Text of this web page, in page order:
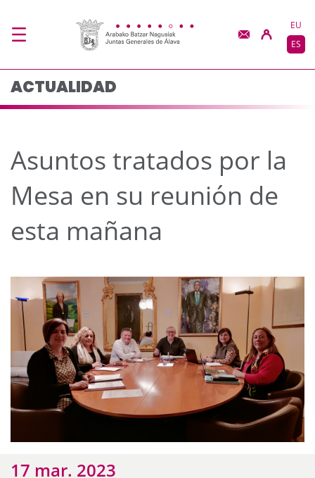
Asuntos tratados por
EU
ES
ACTUALIDAD
Asuntos tratados por la
Mesa en su reunión de
esta mañana
17 mar. 2023